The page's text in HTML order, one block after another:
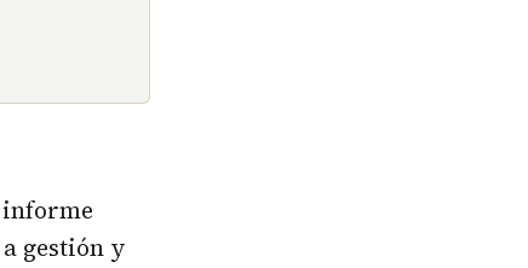
gestión y